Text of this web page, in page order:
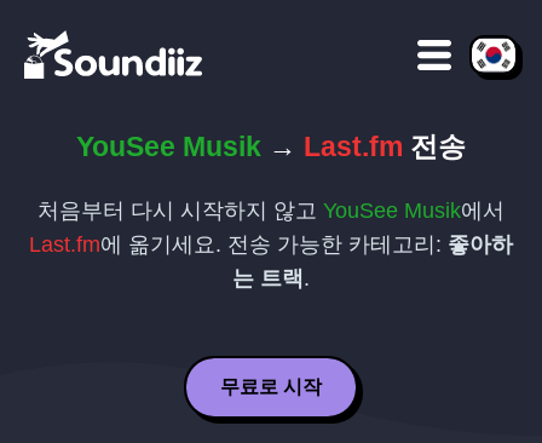
YouSee Musik → Last.fm 전송
처음부터 다시 시작하지 않고 YouSee Musik에서
Last.fm에 옮기세요. 전송 가능한 카테고리: 좋아하
는 트랙.
무료로 시작